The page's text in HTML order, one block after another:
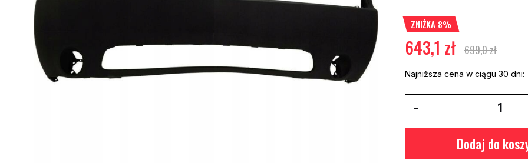
ZNIŻKA 8%
643,1 zł 699,0 zł
Najniższa cena w ciągu 30 dni:
Dodaj do